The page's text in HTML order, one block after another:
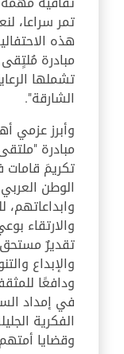
تمر سراعا،
هذه
مبادرة
تشملها
الشارقة".
وأبرز عزمي
مبادرة
تكريمَ قامات
الوطن
والارتقاء
تقديرٌ
والإبداع
ودافعًا
في إمداد
الفكرية
وقضايا